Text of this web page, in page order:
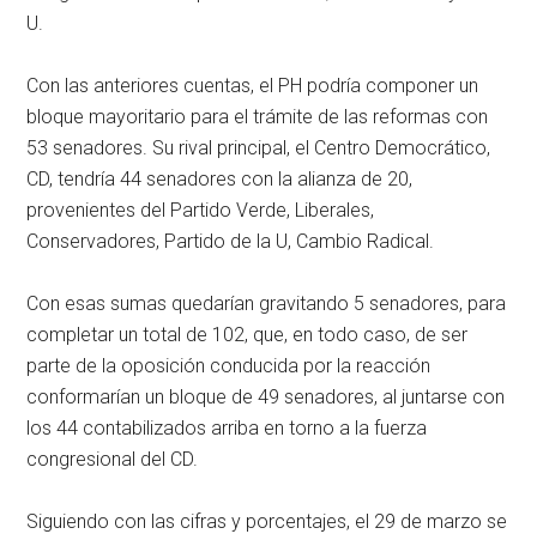
U.
Con las anteriores cuentas, el PH podría componer un
bloque mayoritario para el trámite de las reformas con
53 senadores. Su rival principal, el Centro Democrático,
CD, tendría 44 senadores con la alianza de 20,
provenientes del Partido Verde, Liberales,
Conservadores, Partido de la U, Cambio Radical.
Con esas sumas quedarían gravitando 5 senadores, para
completar un total de 102, que, en todo caso, de ser
parte de la oposición conducida por la reacción
conformarían un bloque de 49 senadores, al juntarse con
los 44 contabilizados arriba en torno a la fuerza
congresional del CD.
Siguiendo con las cifras y porcentajes, el 29 de marzo se